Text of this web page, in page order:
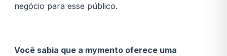
negócio para esse público.
Você sabia que a mymento oferece uma